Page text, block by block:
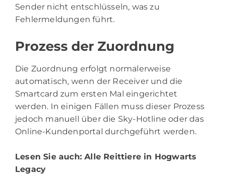
Sender nicht entschlüsseln, was zu
Fehlermeldungen führt.
Prozess der Zuordnung
Die Zuordnung erfolgt normalerweise
automatisch, wenn der Receiver und die
Smartcard zum ersten Mal eingerichtet
werden. In einigen Fällen muss dieser Prozess
jedoch manuell über die Sky-Hotline oder das
Online-Kundenportal durchgeführt werden.
Lesen Sie auch:Alle Reittiere in Hogwarts
Legacy